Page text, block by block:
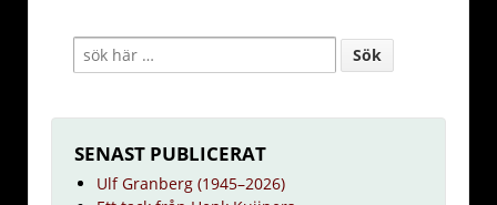
SENAST PUBLICERAT
Ulf Granberg (1945–2026)